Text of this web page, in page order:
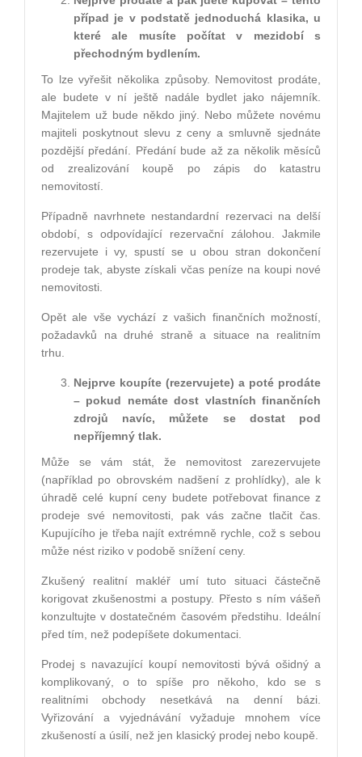
případ je v podstatě jednoduchá klasika, u
kteréale musíte počítat v mezidobís
přechodným bydlením.
To lze vyřešit několika způsoby. Nemovitost prodáte,
ale budete v ní ještě nadále bydlet jako nájemník.
Majitelem už bude někdo jiný. Nebo můžete novému
majiteli poskytnout slevu z ceny a smluvně sjednáte
pozdější předání. Předání bude až za několik měsíců
od zrealizování koupě po zápis do katastru
nemovitostí.
Případně navrhnete nestandardní rezervaci na delší
období, s odpovídající rezervační zálohou. Jakmile
rezervujete i vy, spustí se u obou stran dokončení
prodeje tak, abyste získali včas peníze na koupi nové
nemovitosti.
Opět ale vše vychází z vašich finančních možností,
požadavků na druhé straně a situace na realitním
trhu.
Nejprve koupíte (rezervujete) a poté prodáte
– pokud nemáte dost vlastních finančních
zdrojů navíc, můžete se dostat pod
nepříjemný tlak.
Může se vám stát, že nemovitost zarezervujete
(například po obrovském nadšení z prohlídky), ale k
úhradě celé kupní ceny budete potřebovat finance z
prodeje své nemovitosti, pak vás začne tlačit čas.
Kupujícího je třeba najít extrémně rychle, což s sebou
může nést riziko v podobě snížení ceny.
Zkušený realitní makléř umí tuto situaci částečně
korigovat zkušenostmi a postupy. Přesto s ním vášeň
konzultujte v dostatečném časovém předstihu. Ideální
před tím, než podepíšete dokumentaci.
Prodej s navazující koupí nemovitosti bývá ošidný a
komplikovaný, o to spíše pro někoho, kdo se s
realitními obchody nesetkává na denní bázi.
Vyřizování a vyjednávání vyžaduje mnohem více
zkušeností a úsilí, než jen klasický prodej nebo koupě.